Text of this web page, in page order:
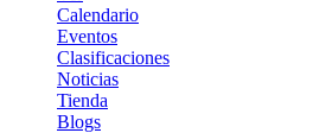
Calendario
Eventos
Clasificaciones
Noticias
Tienda
Blogs